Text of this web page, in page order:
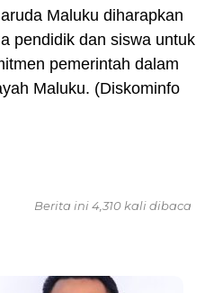
Maluku diharapkan
pendidik dan siswa untuk
pemerintah dalam
Maluku. (Diskominfo
Berita ini 4,310 kali dibaca